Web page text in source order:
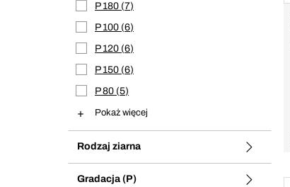
P 180 7
P 100 6
P 120 6
P 150 6
P 80 5
Pokaż więcej
Rodzaj ziarna
Gradacja (P)